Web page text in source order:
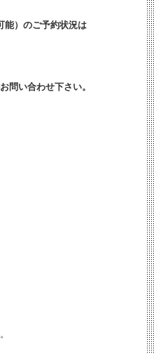
能）のご予約状況は
問い合わせ下さい。